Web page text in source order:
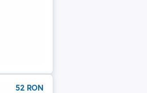
52 RON